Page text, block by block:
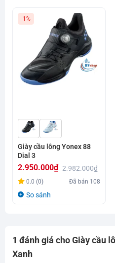
-1%
Giày cầu lông Yonex 88
Dial 3
2.982.000₫
Giá
gốc
2.950.000₫
Giá
hiện
0.0 (0) Đã bán 108
So sánh
1 đánh giá choGiày cầu
Xanh